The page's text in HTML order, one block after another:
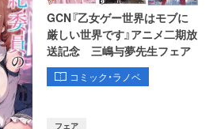
GCN『乙女ゲー世界はモブに
厳しい世界です』アニメ二期放
送記念 三嶋与夢先生フェア
コミック・ラノベ
フェア